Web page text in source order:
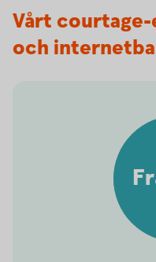
Vårt
och